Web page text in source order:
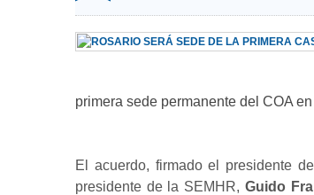
primera sede permanente del COA
El acuerdo, firmado el presidente
presidente de la SEMHR, Guido